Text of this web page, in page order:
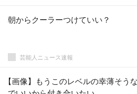
朝からクーラーつけていい？
芸能人ニュース速報
【画像】もうこのレベルの幸薄そう